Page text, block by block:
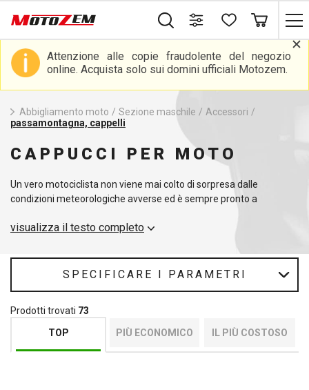
Attenzione alle copie fraudolente del negozio
online. Acquista solo sui domini ufficiali Motozem.
Abbigliamento moto / Sezione maschile / Accessori /
passamontagna, cappelli
CAPPUCCI PER MOTO
Un vero motociclista non viene mai colto di sorpresa dalle
condizioni meteorologiche avverse ed è sempre pronto a
indossati sotto il casco sono utili in molte situazioni, non solo
libero. Grazie alle loro dimensioni universali, si adattano a tutti. Il
cappello è un compagno indispensabile quando fa freddo, per
visualizza il testo completo
SPECIFICARE I PARAMETRI
Prodotti trovati 73
TOP
PIÙ ECONOMICO IL PIÙ COSTOSO